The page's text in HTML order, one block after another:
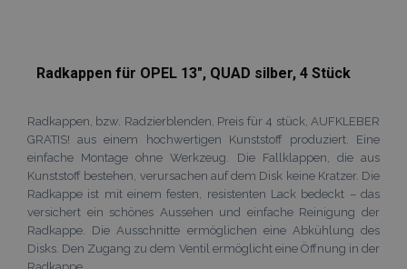
Radkappen für OPEL 13", QUAD silber, 4 Stück
Radkappen, bzw. Radzierblenden, Preis für 4 stück, AUFKLEBER
GRATIS! aus einem hochwertigen Kunststoff produziert. Eine
einfache Montage ohne Werkzeug. Die Fallklappen, die aus
Kunststoff bestehen, verursachen auf dem Disk keine Kratzer. Die
Radkappe ist mit einem festen, resistenten Lack bedeckt – das
versichert ein schönes Aussehen und einfache Reinigung der
Radkappe. Die Ausschnitte ermöglichen eine Abkühlung des
Disks. Den Zugang zu dem Ventil ermöglicht eine Öffnung in der